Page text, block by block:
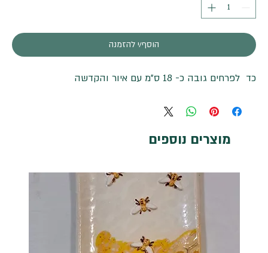
הוסף/י להזמנה
כד לפרחים גובה כ- 18 ס"מ עם איור והקדשה
מוצרים נוספים